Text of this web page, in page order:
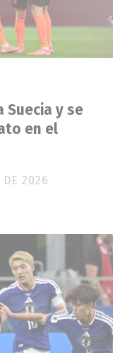
Suecia y se
en el
DE 2026